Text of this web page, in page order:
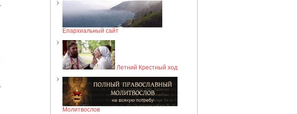
Епархиальный сайт
Летний Крестный ход
Молитвослов